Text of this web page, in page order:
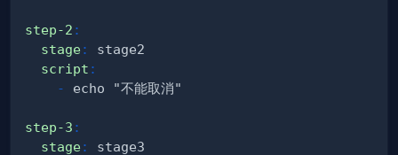
step-2 :
stage:
script :
-
step-3 :
stage: